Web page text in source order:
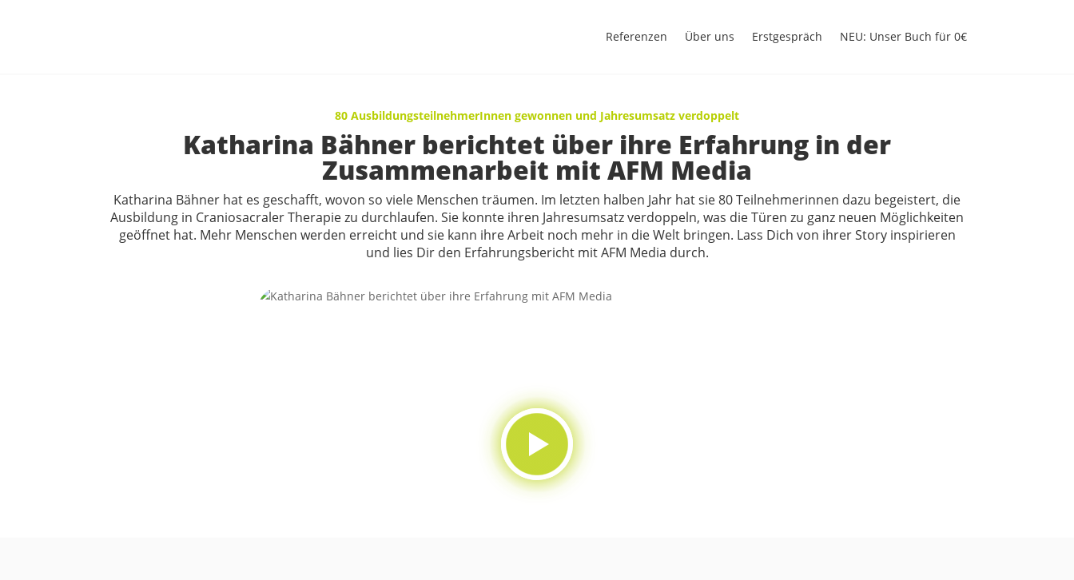
Referenzen Über uns Erstgespräch NEU: Unser Buch für 0€
80 AusbildungsteilnehmerInnen gewonnen und Jahresumsatz verdoppelt
Katharina Bähner berichtet über ihre Erfahrung in der
Zusammenarbeit mit AFM Media
Katharina Bähner hat es geschafft, wovon so viele Menschen träumen. Im letzten halben Jahr hat sie 80 Teilnehmerinnen dazu begeistert, die
Ausbildung in Craniosacraler Therapie zu durchlaufen. Sie konnte ihren Jahresumsatz verdoppeln, was die Türen zu ganz neuen Möglichkeiten
geöffnet hat. Mehr Menschen werden erreicht und sie kann ihre Arbeit noch mehr in die Welt bringen. Lass Dich von ihrer Story inspirieren
und lies Dir den Erfahrungsbericht mit AFM Media durch.